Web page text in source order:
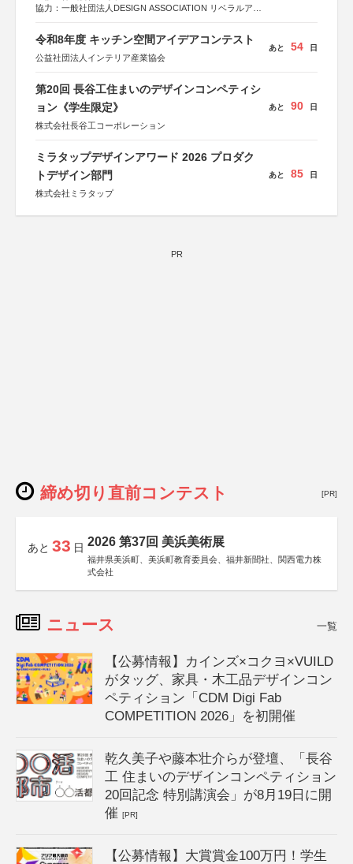
協力：一般社団法人DESIGN ASSOCIATION リベラルアー
運営：TOKYO COMPANY株式会社
令和8年度 キッチン空間アイデアコンテスト
公益社団法人インテリア産業協会
あと 54 日
第20回 長谷工住まいのデザインコンペティシ
ョン《学生限定》
株式会社長谷工コーポレーション
あと 90 日
ミラタップデザインアワード 2026 プロダク
トデザイン部門
株式会社ミラタップ
あと 85 日
PR
締め切り直前コンテスト [PR]
あと 33 日 2026 第37回 美浜美術展
福井県美浜町、美浜町教育委員会、福井新聞社、関西電力株
式会社
ニュース 一覧
【公募情報】カインズ×コクヨ×VUILD
がタッグ、家具・木工品デザインコン
ペティション「CDM Digi Fab
COMPETITION 2026」を初開催
乾久美子や藤本壮介らが登壇、「長谷
工 住まいのデザインコンペティション
20回記念 特別講演会」が8月19日に開
催[PR]
【公募情報】大賞賞金100万円！学生